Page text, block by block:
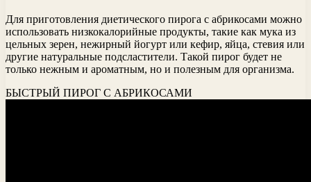
Для приготовления диетического пирога с абрикосами можно
использовать низкокалорийные продукты, такие как мука из
цельных зерен, нежирный йогурт или кефир, яйца, стевия или
другие натуральные подсластители. Такой пирог будет не
только нежным и ароматным, но и полезным для организма.
БЫСТРЫЙ ПИРОГ С АБРИКОСАМИ